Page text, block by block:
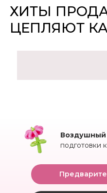
ХИТЫ
ЦЕПЛЯЮТ
Воздушный
подготовки